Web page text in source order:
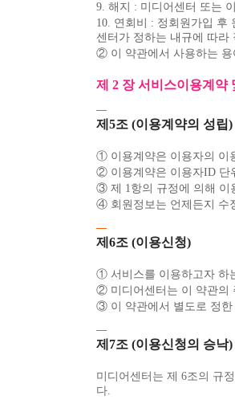
9. 해지 : 미디어센터 또는
10. 연회비 : 정회원가입 후
센터가 정하는 내규에 따라
② 이 약관에서 사용하는 용
제 2 장 서비스이용계약
제5조 (이용계약의 성립)
① 이용계약은 이용자의 이
② 이용계약은 이용자ID 단
③ 제 1항의 규정에 의해 이
④ 회원정보는 언제든지 수
제6조 (이용신청)
① 서비스를 이용하고자 하
② 미디어센터는 이 약관의
③ 이 약관에서 별도로 정한
제7조 (이용신청의 승낙)
미디어센터는 제 6조의 규
다.